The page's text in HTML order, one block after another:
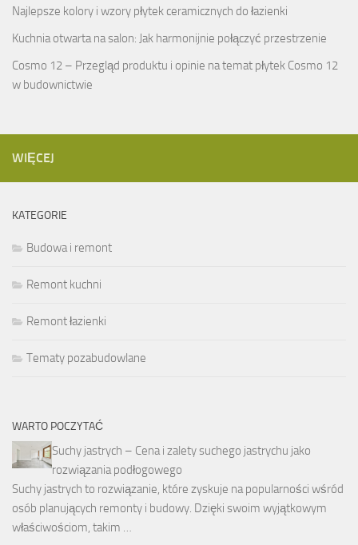
Najlepsze kolory i wzory płytek ceramicznych do łazienki
Kuchnia otwarta na salon: Jak harmonijnie połączyć przestrzenie
Cosmo 12 – Przegląd produktu i opinie na temat płytek Cosmo 12
w budownictwie
WIĘCEJ
KATEGORIE
Budowa i remont
Remont kuchni
Remont łazienki
Tematy pozabudowlane
WARTO POCZYTAĆ
Suchy jastrych – Cena i zalety suchego jastrychu jako
rozwiązania podłogowego
Suchy jastrych to rozwiązanie, które zyskuje na popularności wśród
osób planujących remonty i budowy. Dzięki swoim wyjątkowym
właściwościom, takim …